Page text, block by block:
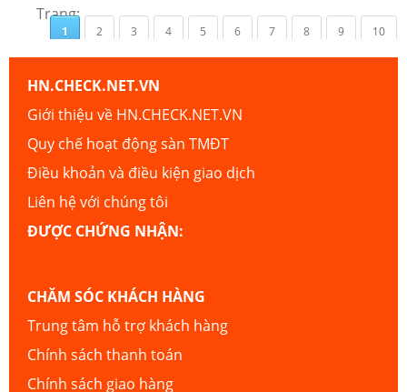
Trang:
1 2 3 4 5 6 7 8 9 10
HN.CHECK.NET.VN
Giới thiệu về HN.CHECK.NET.VN
Quy chế hoạt động sàn TMĐT
Điều khoản và điều kiện giao dịch
Liên hệ với chúng tôi
ĐƯỢC CHỨNG NHẬN:
CHĂM SÓC KHÁCH HÀNG
Trung tâm hỗ trợ khách hàng
Chính sách thanh toán
Chính sách giao hàng